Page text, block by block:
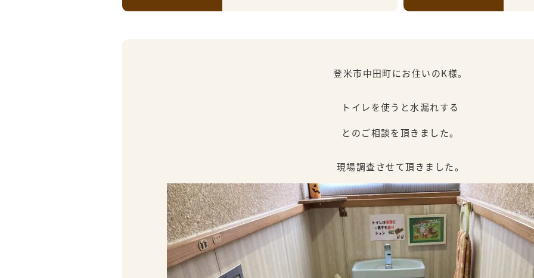
登米市中田町にお住いのK様。
トイレを使うと水漏れする
とのご相談を頂きました。
現場調査させて頂きました。